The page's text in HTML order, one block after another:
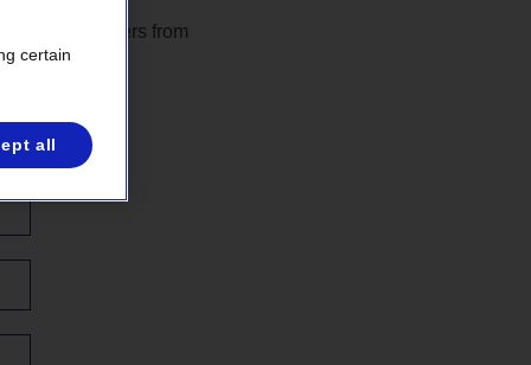
stakeholders from
certain
all